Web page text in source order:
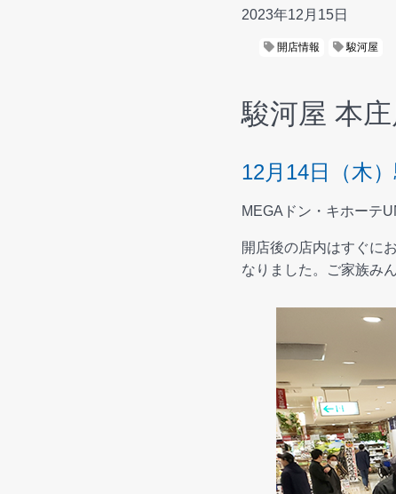
2023年12月15日
開店情報 駿河屋
駿河屋 本庄
12月14日（木
MEGAドン・キホーテ
開店後の店内はすぐに
なりました。ご家族み